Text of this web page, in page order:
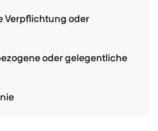
Verpflichtung oder
oder gelegentliche